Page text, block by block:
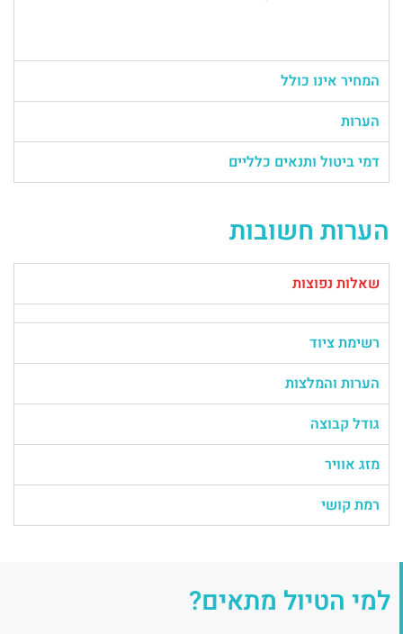
המחיר אינו כולל
הערות
דמי ביטול ותנאים כלליים
הערות חשובות
שאלות נפוצות
רשימת ציוד
הערות והמלצות
גודל קבוצה
מזג אוויר
רמת קושי
למי הטיול מתאים?